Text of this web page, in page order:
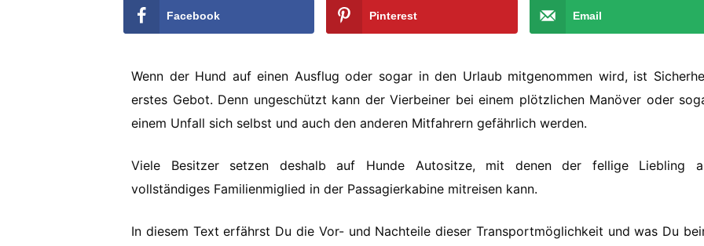
Facebook Pinterest Email
Wenn der Hund auf einen Ausflug oder sogar in den Urlaub mitgenommen wird, ist
erstes Gebot. Denn ungeschützt kann der Vierbeiner bei einem plötzlichen Manöver oder
einem Unfall sich selbst und auch den anderen Mitfahrern gefährlich werden.
Viele Besitzer setzen deshalb auf Hunde Autositze, mit denen der fellige Liebling
vollständiges Familienmiglied in der Passagierkabine mitreisen kann.
In diesem Text erfährst Du die Vor- und Nachteile dieser Transportmöglichkeit und was Du